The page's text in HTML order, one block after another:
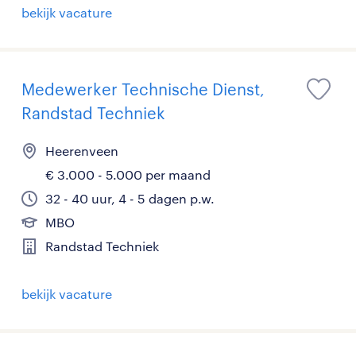
bekijk vacature
Medewerker Technische Dienst,
Randstad Techniek
Heerenveen
€ 3.000 - 5.000 per maand
32 - 40 uur, 4 - 5 dagen p.w.
MBO
Randstad Techniek
bekijk vacature